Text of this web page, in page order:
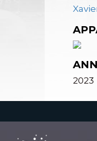
2023